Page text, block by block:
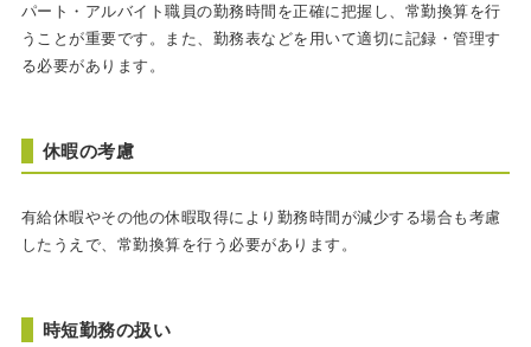
パート・アルバイト職員の勤務時間を正確に把握し、常勤換算を行
うことが重要です。また、勤務表などを用いて適切に記録・管理す
る必要があります。
休暇の考慮
有給休暇やその他の休暇取得により勤務時間が減少する場合も考慮
したうえで、常勤換算を行う必要があります。
時短勤務の扱い